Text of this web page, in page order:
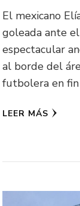
El mexicano
goleada ante
espectacular
al borde del
futbolera en
LEER MÁS